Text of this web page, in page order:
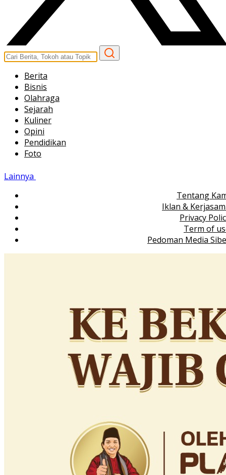
Berita
Bisnis
Olahraga
Sejarah
Kuliner
Opini
Pendidikan
Foto
Lainnya
Tentang
Iklan &
Privacy
Term of
Pedoman Media